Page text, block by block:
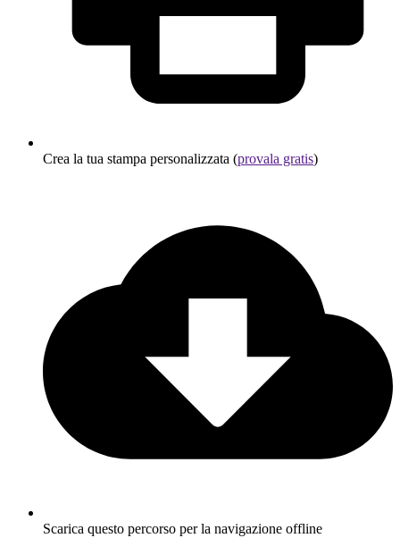
Crea la tua stampa personalizzata (provala gratis)
Scarica questo percorso per la navigazione offline